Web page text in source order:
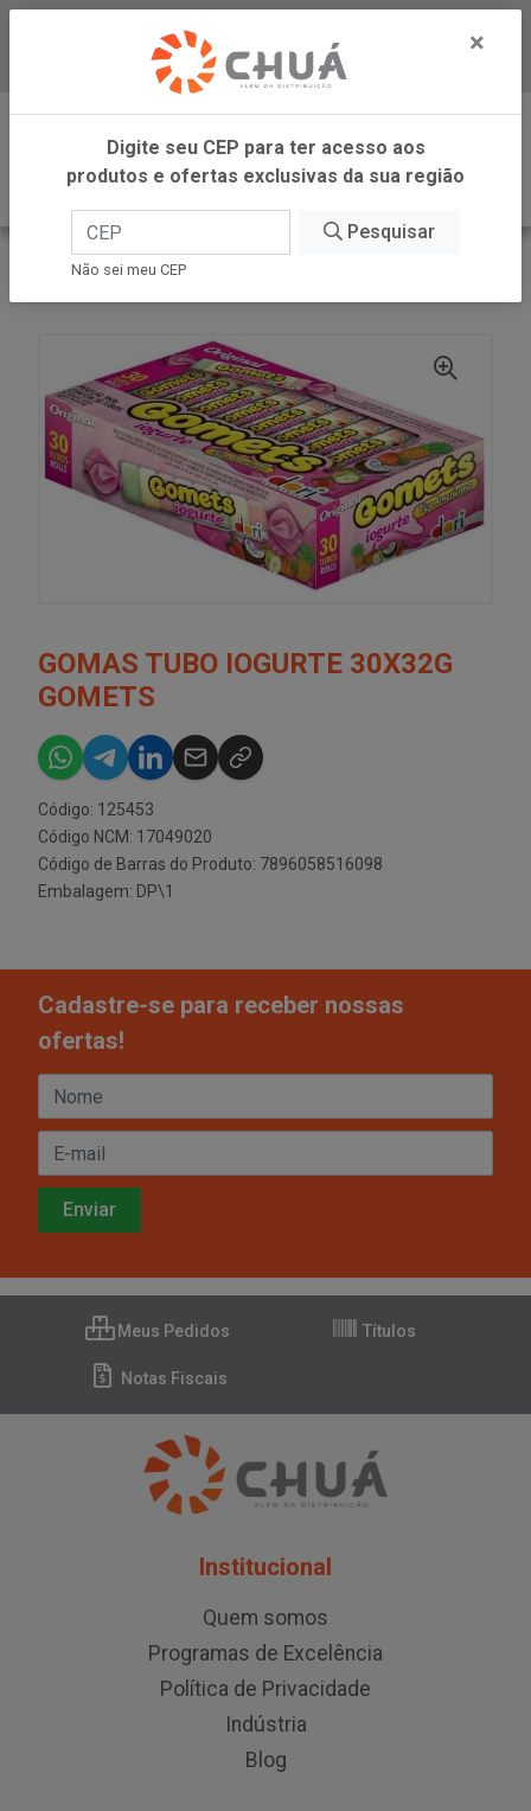
Baixe já nosso APP
0
INÍCIO
DORI - ATACADO
GOMAS TUBO IOGURTE 30X32G
GOMETS
Código: 125453
Código NCM: 17049020
Código de Barras do Produto: 7896058516098
Embalagem: DP\1
Cadastre-se para receber nossas
ofertas!
Meus Pedidos Títulos
Notas Fiscais
Institucional
Quem somos
Programas de Excelência
Política de Privacidade
Indústria
Blog
×
Digite seu CEP para ter acesso aos
produtos e ofertas exclusivas da sua região
Pesquisar
Não sei meu CEP